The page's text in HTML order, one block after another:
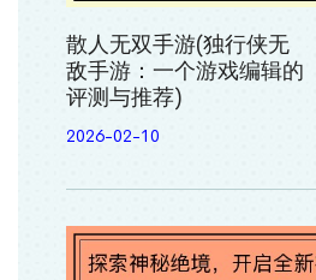
散人无双手游(独行侠无
敌手游：一个游戏编辑的
评测与推荐)
2026-02-10